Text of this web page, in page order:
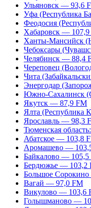
Ульяновск — 93,6
Уфа (Республика
Феодосия
Хабаровск —
Ханты-Мансийск
Чебоксары
Челябинск — 88,4
Череповец
Чита
Энергодар
Южно-Сахалинск
Якутск — 87,9 FM
Ялта
Ярославль — 98,3
Тюменская область:
Абатское — 103,8
Аромашево —
Байкалово — 105,5
Бердюжье — 103,2
Большое
Вагай — 97,0 FM
Викулово — 103,6
Голышманово —